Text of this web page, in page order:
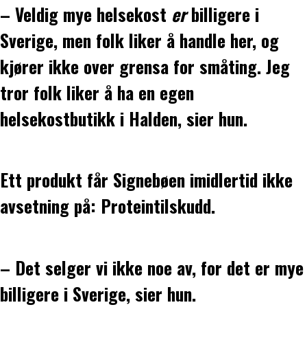
– Veldig mye helsekost erbilligere i
Sverige, men folk liker å handle her, og
kjører ikke over grensa for småting. Jeg
tror folk liker å ha en egen
helsekostbutikk i Halden, sier hun.
Ett produkt får Signebøen imidlertid ikke
avsetning på: Proteintilskudd.
– Det selger vi ikke noe av, for det er mye
billigere i Sverige, sier hun.